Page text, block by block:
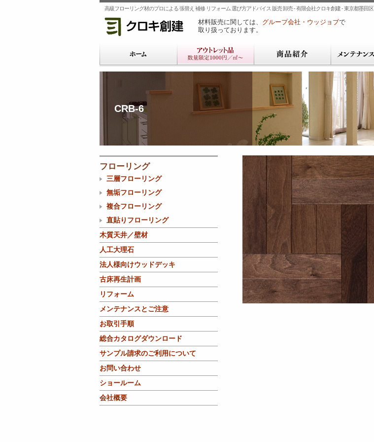
高級フローリング材のプロによる 張替え 補修 リフォーム 選び方アドバイス 販売 卸売 - 有限会社クロキ創建 - 東京都墨田区
材料販売に関しては、 グループ会社・ウッジョブで
取り扱っております。
CRB-6
フローリング
三層フローリング
無垢フローリング
複合フローリング
直貼りフローリング
木質天井／壁材
人工大理石
法人様向けウッドデッキ
古床再生計画
リフォーム
メンテナンスとご注意
お取引手順
総合カタログダウンロード
サンプル請求のご利用について
お問い合わせ
ショールーム
会社概要